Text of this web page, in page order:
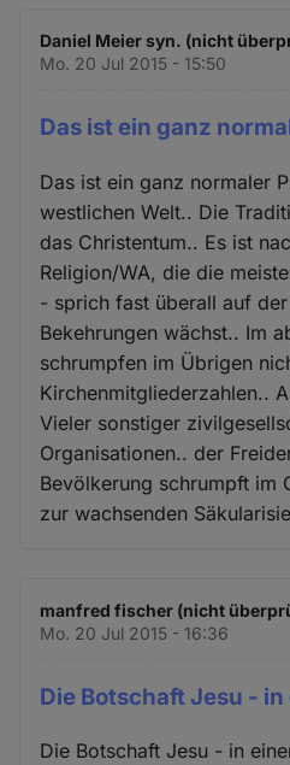
Daniel Meier syn. (nicht
Mo. 20 Jul 2015 - 15:50
Das ist ein ganz
Das ist ein ganz normaler
westlichen Welt.. Die
das Christentum.. Es ist
Religion/WA, die die
- sprich fast überall auf
Bekehrungen wächst.. Im
schrumpfen im Übrigen
Kirchenmitgliederzahlen..
Vieler sonstiger
Organisationen.. der
Bevölkerung schrumpft im
zur wachsenden
manfred fischer (nicht
Mo. 20 Jul 2015 - 16:36
Die Botschaft Jesu - in
Die Botschaft Jesu - in